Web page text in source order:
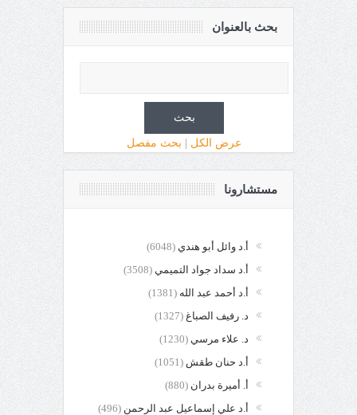
بحث بالعنوان
عرض الكل | بحث مفصل
مستشارونا
أ.د وائل أبو هندي (6048)
أ.د سداد جواد التميمي (3508)
أ.د أحمد عبد الله (1381)
د. رفيف الصباغ (1327)
د. علاء مرسي (1230)
أ.د حنان طقش (1051)
أ. أميرة بدران (880)
أ.د علي إسماعيل عبد الرحمن (496)